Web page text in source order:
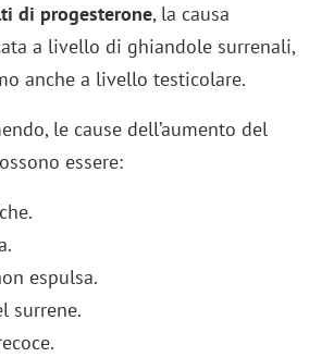
di progesterone, la causa
a livello di ghiandole surrenali,
anche a livello testicolare.
le cause dell’aumento del
essere:
espulsa.
surrene.